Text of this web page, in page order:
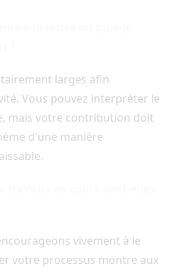
larges afin
Vous pouvez interpréter le
mais votre contribution doit
d'une manière
vivement à le
votre processus montre aux